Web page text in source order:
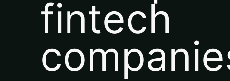
fintech